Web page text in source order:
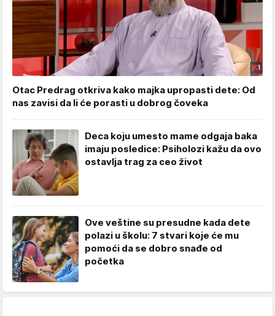
Otac Predrag otkriva kako majka upropasti dete: Od
nas zavisi da li će porasti u dobrog čoveka
Deca koju umesto mame odgaja baka
imaju posledice: Psiholozi kažu da ovo
ostavlja trag za ceo život
Ove veštine su presudne kada dete
polazi u školu: 7 stvari koje će mu
pomoći da se dobro snađe od
početka